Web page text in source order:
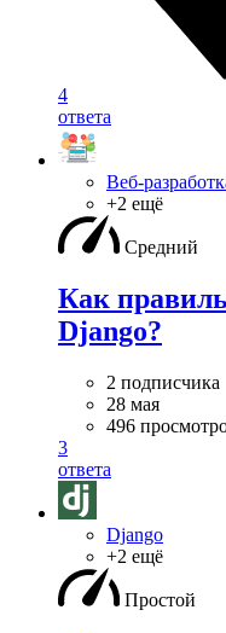
4
ответа
Веб-
+2 ещё
Средний
Как
Django?
2 подписчика
28 мая
496
3
ответа
Django
+2 ещё
Простой